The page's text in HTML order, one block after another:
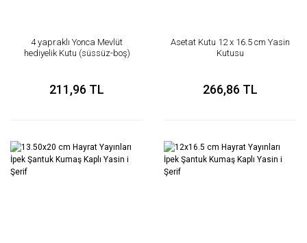
4 yapraklı Yonca Mevlüt
hediyelik Kutu (süssüz-boş)
211,96 TL
Asetat Kutu 12 x 16.5 cm Yasin
Kutusu
266,86 TL